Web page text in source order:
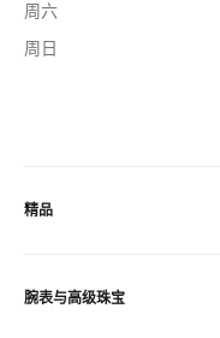
周六
周日
精品
腕表与高级珠宝